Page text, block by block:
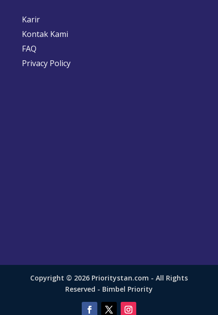
Karir
Kontak Kami
FAQ
Privacy Policy
Copyright © 2026 Prioritystan.com - All Rights
Reserved - Bimbel Priority